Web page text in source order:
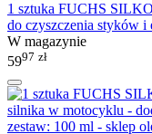
1 sztuka FUCHS
do czyszczenia styków
W magazynie
5997 zł